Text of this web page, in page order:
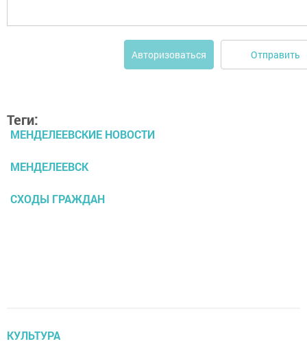
Авторизоваться Отправить
Теги:
МЕНДЕЛЕЕВСКИЕ НОВОСТИ
МЕНДЕЛЕЕВСК
СХОДЫ ГРАЖДАН
КУЛЬТУРА